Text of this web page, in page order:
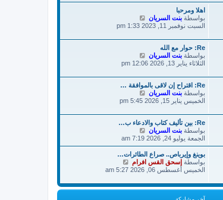
ر
ة
خ
ش
ر
اهلا ومرحبا
بواسطة بنت السريان
ا
د
ر
ش
ا
ك
السبت نوفمبر 11, 2023 1:33 pm
Re: حوار مع الله
بواسطة بنت السريان
ا
د
آ
ر
ش
ا
ك
ة
الثلاثاء يناير 13, 2026 12:06 pm
Re: اقتراح إن لاقى بالموافقة …
بواسطة بنت السريان
ا
د
آ
ر
م
ش
ا
ر
ة
الخميس يناير 15, 2026 5:45 pm
Re: بين تأليف كتاب والادعاء ب…
بواسطة بنت السريان
ا
ه
د
آ
خ
م
ش
الجمعة يوليو 24, 2026 7:19 am
بوينغ وإيرباص.. صراع الطائرات…
بواسطة إسحق القس افرام
ا
د
آ
الخميس أغسطس 06, 2026 5:27 am